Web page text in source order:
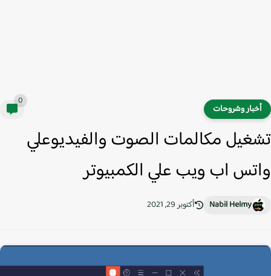
وشروحات
مكالمات الصوت والفيديوعلي
اب ويب علي الكمبيوتر
Nabil Helmy أكتوبر 29, 2021